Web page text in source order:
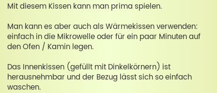
Mit diesem Kissen kann man prima spielen.
Man kann es aber auch als Wärmekissen verwenden:
einfach in die Mikrowelle oder für ein paar Minuten auf
den Ofen / Kamin legen.
Das Innenkissen (gefüllt mit Dinkelkörnern) ist
herausnehmbar und der Bezug lässt sich so einfach
waschen.